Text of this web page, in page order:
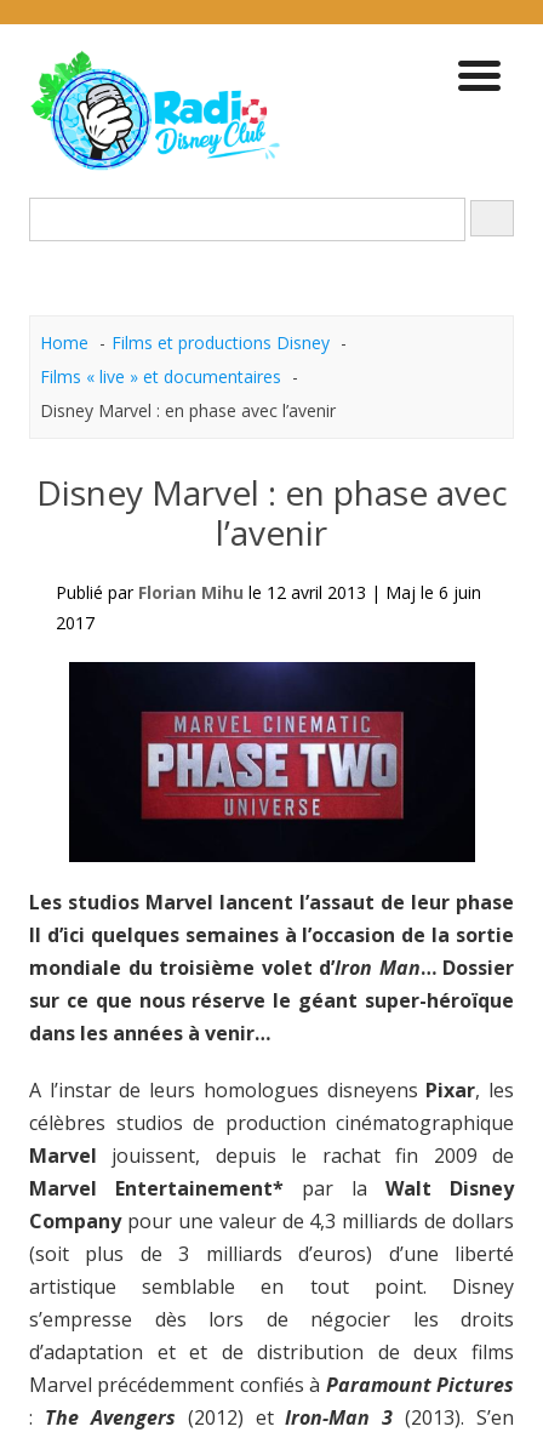
Home
Films et productions Disney
Films « live » et documentaires
Disney Marvel : en phase avec l’avenir
Disney Marvel : en phase avec
l’avenir
Publié par Florian Mihu le 12 avril 2013 | Maj le 6 juin
2017
Les studios Marvel lancent l’assaut de leur phase
II d’ici quelques semaines à l’occasion de la sortie
mondiale du troisième volet d’Iron Man… Dossier
sur ce que nous réserve le géant super-héroïque
dans les années à venir…
A l’instar de leurs homologues disneyens Pixar, les
célèbres studios de production cinématographique
Marvel jouissent, depuis le rachat fin 2009 de
Marvel Entertainement* par la Walt Disney
Companypour une valeur de 4,3 milliards de dollars
(soit plus de 3 milliards d’euros) d’une liberté
artistique semblable en tout point. Disney
s’empresse dès lors de négocier les droits
d’adaptation et et de distribution de deux films
Marvel précédemment confiés à Paramount Pictures
: The Avengers (2012) etIron-Man 3 (2013). S’en